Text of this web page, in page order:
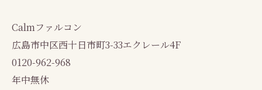
Calmファルコン
広島市中区西十日市町3-33エクレール4F
0120-962-968
年中無休